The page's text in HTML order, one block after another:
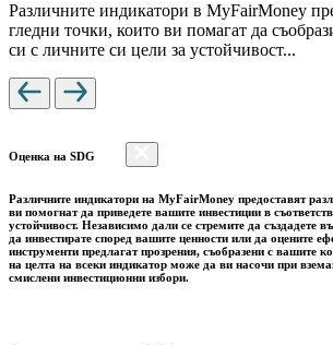
Различните индикатори в MyFairMoney
гледни точки, които ви помагат да
си с личните си цели за устойчивост...
Оценка на SDG
Различните индикатори на MyFairMoney предоставят
ви помогнат да приведете вашите инвестиции в
устойчивост. Независимо дали се стремите да създадете
да инвестирате според вашите ценности или да оцените
инструменти предлагат прозрения, съобразени с вашите
на целта на всеки индикатор може да ви насочи при
смислени инвестиционни избори.